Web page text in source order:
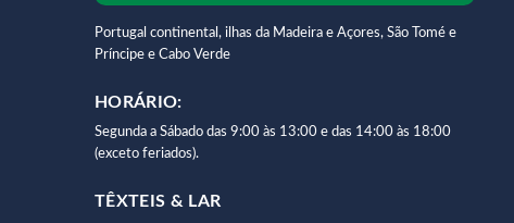
Portugal continental, ilhas da Madeira e Açores, São Tomé e
Príncipe e Cabo Verde
HORÁRIO:
Segunda a Sábado das 9:00 às 13:00 e das 14:00 às 18:00
(exceto feriados).
TÊXTEIS & LAR